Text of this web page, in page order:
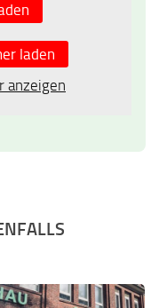
laden
anzeigen